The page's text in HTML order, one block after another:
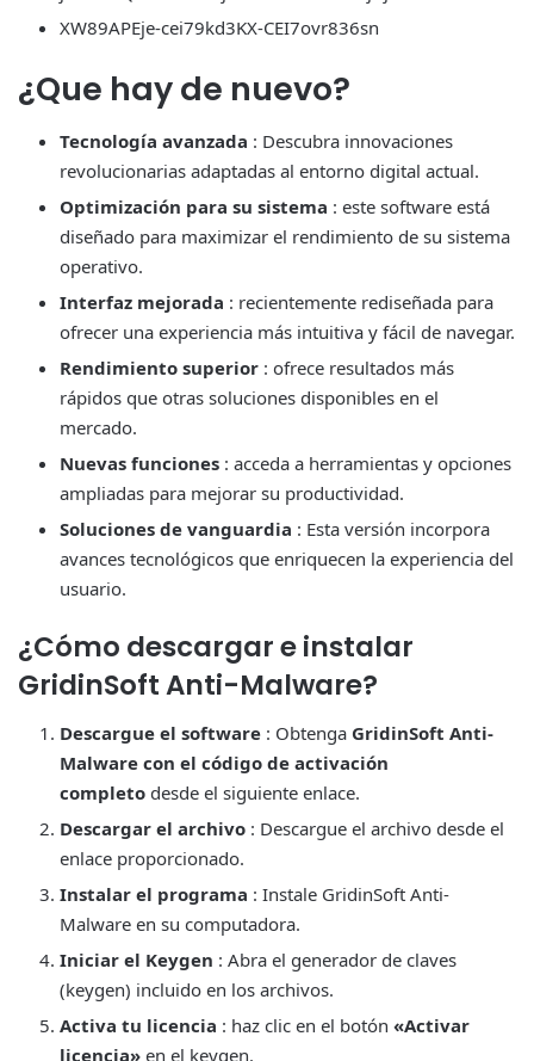
XW89APEje-cei79kd3KX-CEI7ovr836sn
¿Que hay de nuevo?
Tecnología avanzada : Descubra innovaciones
revolucionarias adaptadas al entorno digital actual.
Optimización para su sistema : este software está
diseñado para maximizar el rendimiento de su sistema
operativo.
Interfaz mejorada : recientemente rediseñada para
ofrecer una experiencia más intuitiva y fácil de navegar.
Rendimiento superior : ofrece resultados más
rápidos que otras soluciones disponibles en el
mercado.
Nuevas funciones : acceda a herramientas y opciones
ampliadas para mejorar su productividad.
Soluciones de vanguardia : Esta versión incorpora
avances tecnológicos que enriquecen la experiencia del
usuario.
¿Cómo descargar e instalar
GridinSoft Anti-Malware?
Descargue el software : Obtenga GridinSoft Anti-
Malware con el código de activación
completo desde el siguiente enlace.
Descargar el archivo : Descargue el archivo desde el
enlace proporcionado.
Instalar el programa : Instale GridinSoft Anti-
Malware en su computadora.
Iniciar el Keygen : Abra el generador de claves
(keygen) incluido en los archivos.
Activa tu licencia : haz clic en el botón «Activar
licencia» en el keygen.